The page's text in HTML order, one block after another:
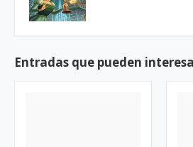
Entradas que pueden